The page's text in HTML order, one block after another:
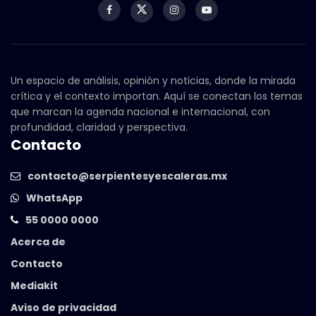
Un espacio de análisis, opinión y noticias, donde la mirada
crítica y el contexto importan. Aquí se conectan los temas
que marcan la agenda nacional e internacional, con
profundidad, claridad y perspectiva.
Contacto
contacto@serpientesyescaleras.mx
WhatsApp
55 0000 0000
Acerca de
Contacto
Mediakit
Aviso de privacidad